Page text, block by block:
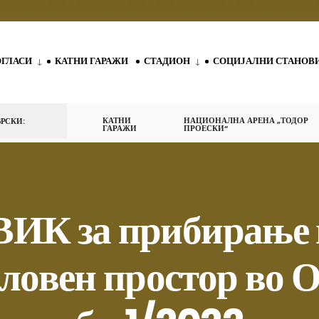
КАТНИ ГАРАЖИ СТАДИОН СОЦИЈАЛНИ
КАТНИ
ГАРАЖИ
НАЦИОНАЛНА АРЕНА „ТОДОР
ПРОЕСКИ“
за прибирање
простор во